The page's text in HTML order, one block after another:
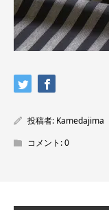
投稿者: Kamedajima
コメント:0